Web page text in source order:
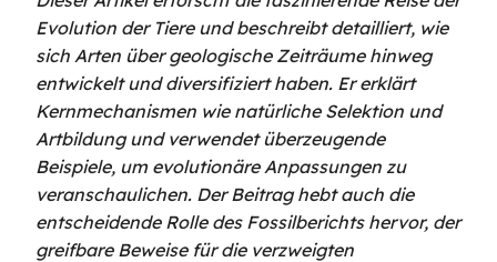
Evolution der Tiere und beschreibt detailliert, wie
sich Arten über geologische Zeiträume hinweg
entwickelt und diversifiziert haben. Er erklärt
Kernmechanismen wie natürliche Selektion und
Artbildung und verwendet überzeugende
Beispiele, um evolutionäre Anpassungen zu
veranschaulichen. Der Beitrag hebt auch die
entscheidende Rolle des Fossilberichts hervor, der
greifbare Beweise für die verzweigten